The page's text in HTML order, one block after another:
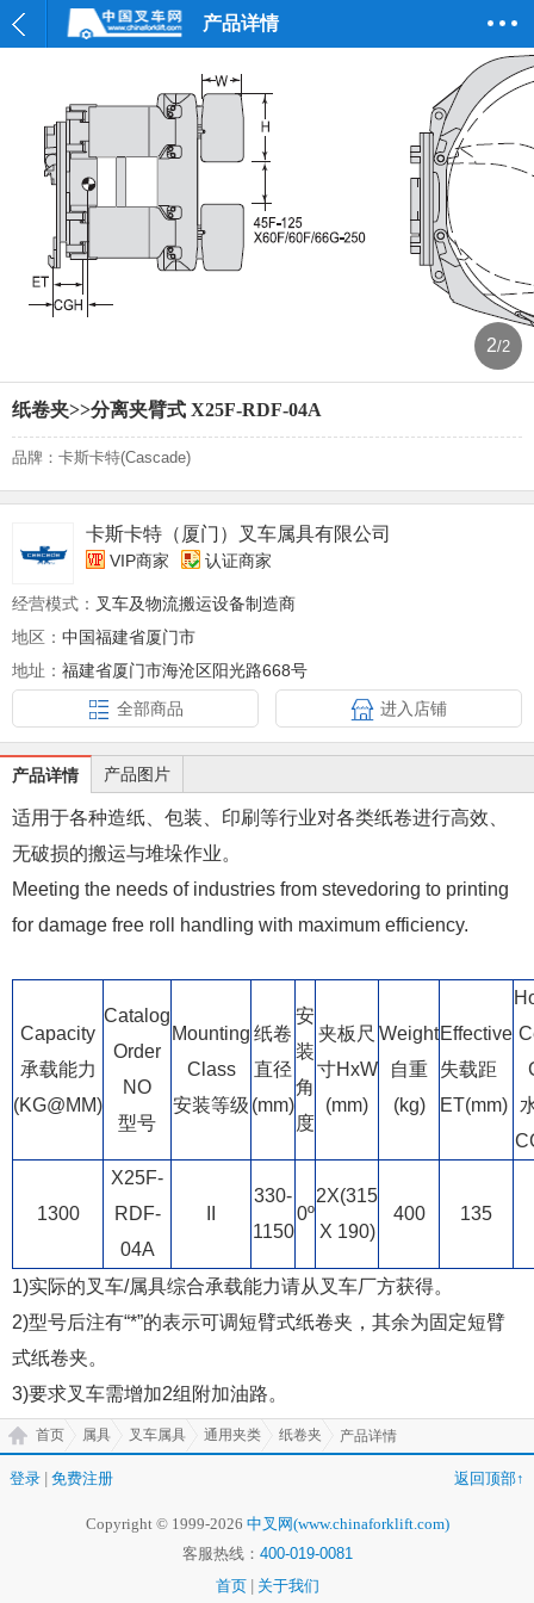
产品详情
2/2
纸卷夹>>分离夹臂式 X25F-RDF-04A
品牌：卡斯卡特(Cascade)
卡斯卡特（厦门）叉车属具有限公司
VIP商家 认证商家
经营模式： 叉车及物流搬运设备制造商
地区： 中国福建省厦门市
地址： 福建省厦门市海沧区阳光路668号
全部商品
进入店铺
产品详情 产品图片
适用于各种造纸、包装、印刷等行业对各类纸卷进行高效、
无破损的搬运与堆垛作业。
Meeting the needs of industries from stevedoring to printing
for damage free roll handling with maximum efficiency.
Capacity
承载能力
(KG@MM)
Catalog
Order
NO
型号
Mounting
Class
安装等级
纸卷
直径
(mm)
安
装
角
度
夹板尺
寸HxW
(mm)
Weight
自重
(kg)
Effective
失载距
ET(mm)
1300
X25F-
RDF-
04A
330-
1150
0º
2X(315
X 190)
400 135
1)实际的叉车/属具综合承载能力请从叉车厂方获得。
2)型号后注有“*”的表示可调短臂式纸卷夹，其余为固定短臂
式纸卷夹。
3)要求叉车需增加2组附加油路。
首页 属具 叉车属具 通用夹类 纸卷夹 产品详情
登录 免费注册 返回顶部↑
Copyright © 1999-2026 中叉网(www.chinaforklift.com)
客服热线： 400-019-0081
首页
关于我们